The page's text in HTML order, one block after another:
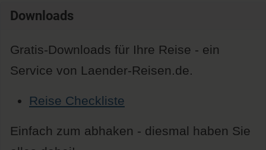
Downloads
Gratis-Downloads für Ihre Reise - ein
Service von Laender-Reisen.de.
Reise Checkliste
Einfach zum abhaken - diesmal haben Sie